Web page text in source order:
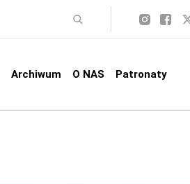
Archiwum O NAS Patronaty